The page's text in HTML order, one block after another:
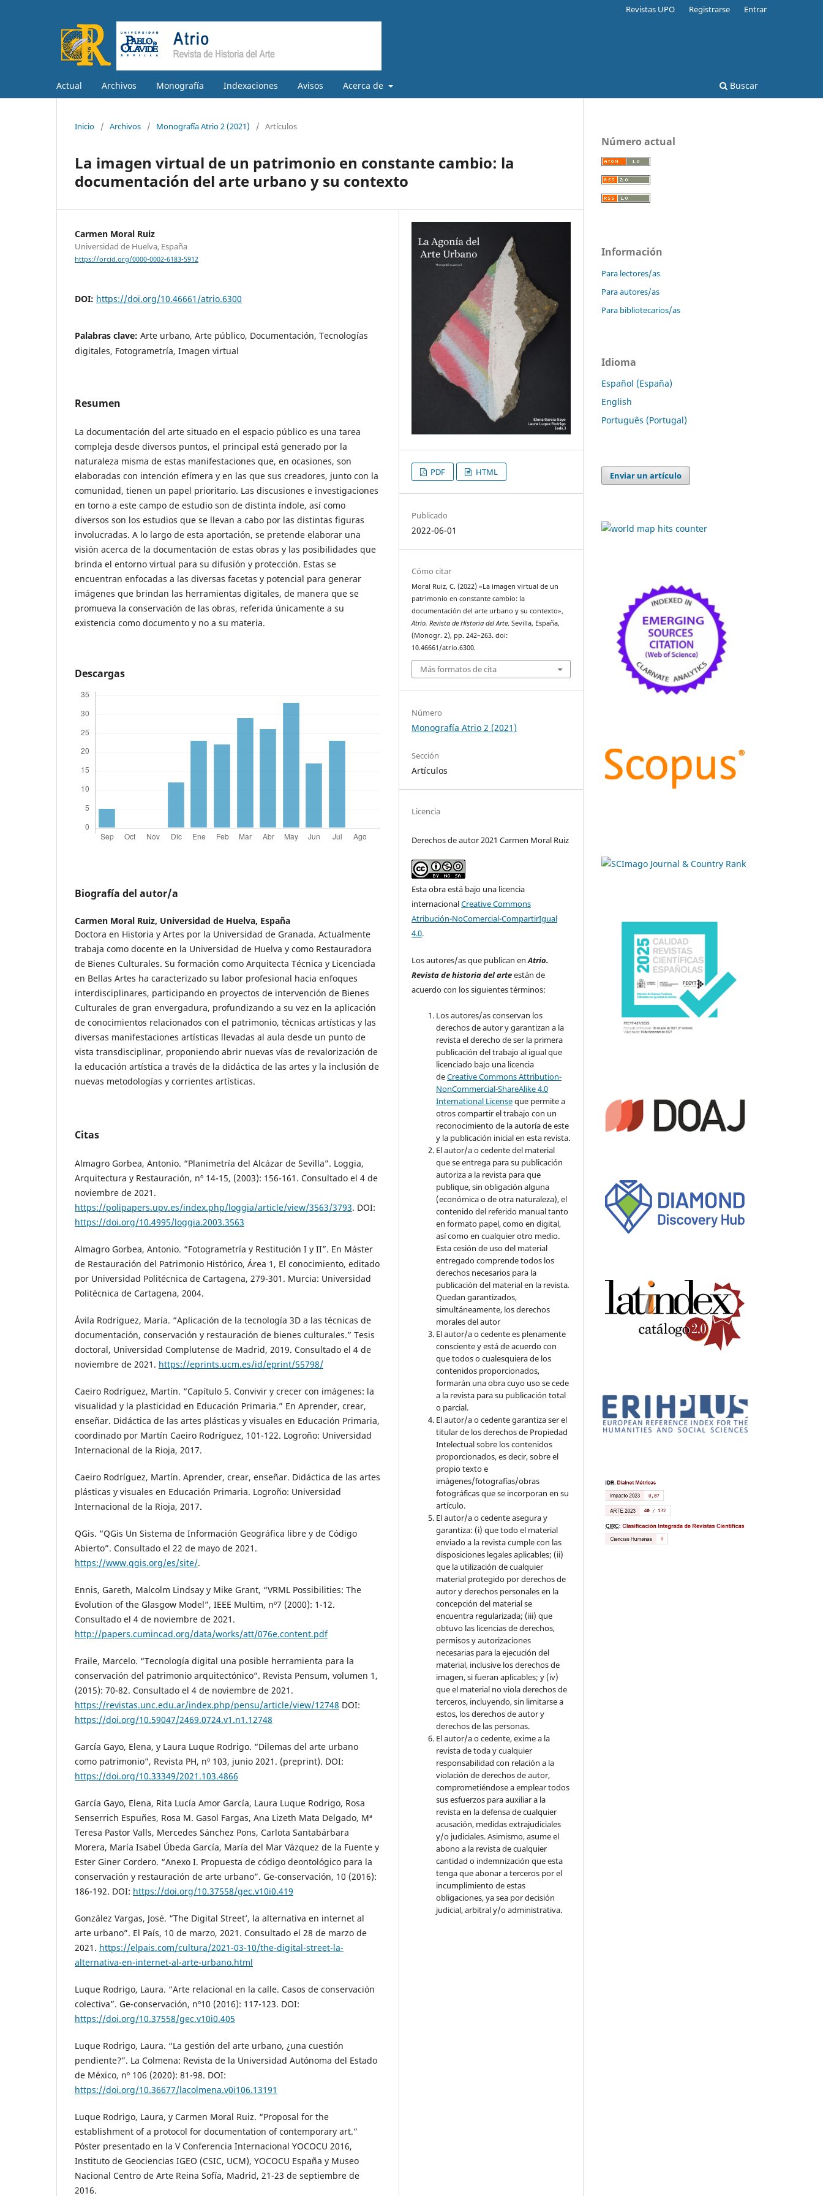
Actual Archivos Monografía Indexaciones Avisos Acerca de Buscar
Revistas UPO Registrarse Entrar
Inicio / Archivos / Monografía Atrio 2 (2021) / Artículos
La imagen virtual de un patrimonio en constante cambio: la
documentación del arte urbano y su contexto
Carmen Moral Ruiz
Universidad de Huelva, España
https://orcid.org/0000-0002-6183-5912
DOI: https://doi.org/10.46661/atrio.6300
Palabras clave: Arte urbano, Arte público, Documentación, Tecnologías
digitales, Fotogrametría, Imagen virtual
Resumen
La documentación del arte situado en el espacio público es una tarea
compleja desde diversos puntos, el principal está generado por la
naturaleza misma de estas manifestaciones que, en ocasiones, son
elaboradas con intención efímera y en las que sus creadores, junto con la
comunidad, tienen un papel prioritario. Las discusiones e investigaciones
en torno a este campo de estudio son de distinta índole, así como
diversos son los estudios que se llevan a cabo por las distintas figuras
involucradas. A lo largo de esta aportación, se pretende elaborar una
visión acerca de la documentación de estas obras y las posibilidades que
brinda el entorno virtual para su difusión y protección. Estas se
encuentran enfocadas a las diversas facetas y potencial para generar
imágenes que brindan las herramientas digitales, de manera que se
promueva la conservación de las obras, referida únicamente a su
existencia como documento y no a su materia.
Descargas
Biografía del autor/a
Carmen Moral Ruiz, Universidad de Huelva, España
Doctora en Historia y Artes por la Universidad de Granada. Actualmente
trabaja como docente en la Universidad de Huelva y como Restauradora
de Bienes Culturales. Su formación como Arquitecta Técnica y Licenciada
en Bellas Artes ha caracterizado su labor profesional hacia enfoques
interdisciplinares, participando en proyectos de intervención de Bienes
Culturales de gran envergadura, profundizando a su vez en la aplicación
de conocimientos relacionados con el patrimonio, técnicas artísticas y las
diversas manifestaciones artísticas llevadas al aula desde un punto de
vista transdisciplinar, proponiendo abrir nuevas vías de revalorización de
la educación artística a través de la didáctica de las artes y la inclusión de
nuevas metodologías y corrientes artísticas.
Citas
Almagro Gorbea, Antonio. “Planimetría del Alcázar de Sevilla”. Loggia,
Arquitectura y Restauración, nº 14-15, (2003): 156-161. Consultado el 4 de
noviembre de 2021.
https://polipapers.upv.es/index.php/loggia/article/view/3563/3793. DOI:
https://doi.org/10.4995/loggia.2003.3563
Almagro Gorbea, Antonio. “Fotogrametría y Restitución I y II”. En Máster
de Restauración del Patrimonio Histórico, Área 1, El conocimiento, editado
por Universidad Politécnica de Cartagena, 279-301. Murcia: Universidad
Politécnica de Cartagena, 2004.
Ávila Rodríguez, María. “Aplicación de la tecnología 3D a las técnicas de
documentación, conservación y restauración de bienes culturales.” Tesis
doctoral, Universidad Complutense de Madrid, 2019. Consultado el 4 de
noviembre de 2021. https://eprints.ucm.es/id/eprint/55798/
Caeiro Rodríguez, Martín. “Capítulo 5. Convivir y crecer con imágenes: la
visualidad y la plasticidad en Educación Primaria.” En Aprender, crear,
enseñar. Didáctica de las artes plásticas y visuales en Educación Primaria,
coordinado por Martín Caeiro Rodríguez, 101-122. Logroño: Universidad
Internacional de la Rioja, 2017.
Caeiro Rodríguez, Martín. Aprender, crear, enseñar. Didáctica de las artes
plásticas y visuales en Educación Primaria. Logroño: Universidad
Internacional de la Rioja, 2017.
QGis. “QGis Un Sistema de Información Geográfica libre y de Código
Abierto”. Consultado el 22 de mayo de 2021.
https://www.qgis.org/es/site/.
Ennis, Gareth, Malcolm Lindsay y Mike Grant, “VRML Possibilities: The
Evolution of the Glasgow Model”, IEEE Multim, nº7 (2000): 1-12.
Consultado el 4 de noviembre de 2021.
http://papers.cumincad.org/data/works/att/076e.content.pdf
Fraile, Marcelo. “Tecnología digital una posible herramienta para la
conservación del patrimonio arquitectónico”. Revista Pensum, volumen 1,
(2015): 70-82. Consultado el 4 de noviembre de 2021.
https://revistas.unc.edu.ar/index.php/pensu/article/view/12748 DOI:
https://doi.org/10.59047/2469.0724.v1.n1.12748
García Gayo, Elena, y Laura Luque Rodrigo. “Dilemas del arte urbano
como patrimonio”, Revista PH, nº 103, junio 2021. (preprint). DOI:
https://doi.org/10.33349/2021.103.4866
García Gayo, Elena, Rita Lucía Amor García, Laura Luque Rodrigo, Rosa
Senserrich Espuñes, Rosa M. Gasol Fargas, Ana Lizeth Mata Delgado, Mª
Teresa Pastor Valls, Mercedes Sánchez Pons, Carlota Santabárbara
Morera, María Isabel Úbeda García, María del Mar Vázquez de la Fuente y
Ester Giner Cordero. “Anexo I. Propuesta de código deontológico para la
conservación y restauración de arte urbano”. Ge-conservación, 10 (2016):
186-192. DOI: https://doi.org/10.37558/gec.v10i0.419
González Vargas, José. “The Digital Street’, la alternativa en internet al
arte urbano”. El País, 10 de marzo, 2021. Consultado el 28 de marzo de
2021. https://elpais.com/cultura/2021-03-10/the-digital-street-la-
alternativa-en-internet-al-arte-urbano.html
Luque Rodrigo, Laura. “Arte relacional en la calle. Casos de conservación
colectiva”. Ge-conservación, nº10 (2016): 117-123. DOI:
https://doi.org/10.37558/gec.v10i0.405
Luque Rodrigo, Laura. “La gestión del arte urbano, ¿una cuestión
pendiente?”. La Colmena: Revista de la Universidad Autónoma del Estado
de México, nº 106 (2020): 81-98. DOI:
https://doi.org/10.36677/lacolmena.v0i106.13191
Luque Rodrigo, Laura, y Carmen Moral Ruiz. “Proposal for the
establishment of a protocol for documentation of contemporary art.”
Póster presentado en la V Conferencia Internacional YOCOCU 2016,
Instituto de Geociencias IGEO (CSIC, UCM), YOCOCU España y Museo
Nacional Centro de Arte Reina Sofía, Madrid, 21-23 de septiembre de
2016.
PDF HTML
Publicado
2022-06-01
Cómo citar
Moral Ruiz, C. (2022) «La imagen virtual de un
patrimonio en constante cambio: la
documentación del arte urbano y su contexto»,
Atrio. Revista de Historia del Arte. Sevilla, España,
(Monogr. 2), pp. 242–263. doi:
10.46661/atrio.6300.
Más formatos de cita
Número
Monografía Atrio 2 (2021)
Sección
Artículos
Licencia
Derechos de autor 2021 Carmen Moral Ruiz
Esta obra está bajo una licencia
internacionalCreative Commons
Atribución-NoComercial-CompartirIgual
4.0.
Los autores/as que publican enAtrio.
Revista de historia del arteestán de
acuerdo con los siguientes términos:
Los autores/as conservan los
derechos de autor y garantizan a la
revista el derecho de ser la primera
publicación del trabajo al igual que
licenciado bajo una licencia
deCreative Commons Attribution-
NonCommercial-ShareAlike 4.0
International Licenseque permite a
otros compartir el trabajo con un
reconocimiento de la autoría de este
y la publicación inicial en esta revista.
El autor/a o cedente del material
que se entrega para su publicación
autoriza a la revista para que
publique, sin obligación alguna
(económica o de otra naturaleza), el
contenido del referido manual tanto
en formato papel, como en digital,
así como en cualquier otro medio.
Esta cesión de uso del material
entregado comprende todos los
derechos necesarios para la
publicación del material en la revista.
Quedan garantizados,
simultáneamente, los derechos
morales del autor
El autor/a o cedente es plenamente
consciente y está de acuerdo con
que todos o cualesquiera de los
contenidos proporcionados,
formarán una obra cuyo uso se cede
a la revista para su publicación total
o parcial.
El autor/a o cedente garantiza ser el
titular de los derechos de Propiedad
Intelectual sobre los contenidos
proporcionados, es decir, sobre el
propio texto e
imágenes/fotografías/obras
fotográficas que se incorporan en su
artículo.
El autor/a o cedente asegura y
garantiza: (i) que todo el material
enviado a la revista cumple con las
disposiciones legales aplicables; (ii)
que la utilización de cualquier
material protegido por derechos de
autor y derechos personales en la
concepción del material se
encuentra regularizada; (iii) que
obtuvo las licencias de derechos,
permisos y autorizaciones
necesarias para la ejecución del
material, inclusive los derechos de
imagen, si fueran aplicables; y (iv)
que el material no viola derechos de
terceros, incluyendo, sin limitarse a
estos, los derechos de autor y
derechos de las personas.
El autor/a o cedente, exime a la
revista de toda y cualquier
responsabilidad con relación a la
violación de derechos de autor,
comprometiéndose a emplear todos
sus esfuerzos para auxiliar a la
revista en la defensa de cualquier
acusación, medidas extrajudiciales
y/o judiciales. Asimismo, asume el
abono a la revista de cualquier
cantidad o indemnización que esta
tenga que abonar a terceros por el
incumplimiento de estas
obligaciones, ya sea por decisión
judicial, arbitral y/o administrativa.
Número actual
Información
Para lectores/as
Para autores/as
Para bibliotecarios/as
Idioma
Español (España)
English
Português (Portugal)
Enviar un artículo